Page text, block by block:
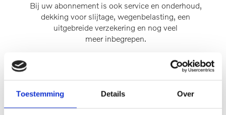
Toestemming Details Over
Bij uw abonnement is ook service en onderhoud,
dekking voor slijtage, wegenbelasting, een
uitgebreide verzekering en nog veel
meer inbegrepen.
Geen extra kosten